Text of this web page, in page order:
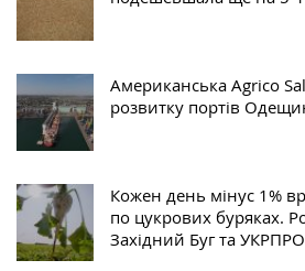
Американська Agrico
розвитку портів
Кожен день мінус 1%
по цукрових буряках.
Західний Буг та